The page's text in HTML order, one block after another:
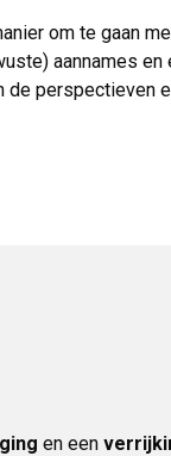
om te gaan
aannames
perspectieven
en een